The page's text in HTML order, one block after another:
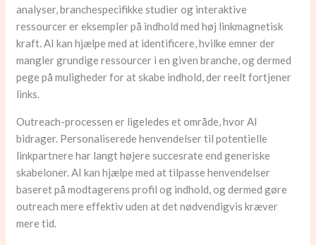
analyser, branchespecifikke studier og interaktive
ressourcer er eksempler på indhold med høj linkmagnetisk
kraft. AI kan hjælpe med at identificere, hvilke emner der
mangler grundige ressourcer i en given branche, og dermed
pege på muligheder for at skabe indhold, der reelt fortjener
links.
Outreach-processen er ligeledes et område, hvor AI
bidrager. Personaliserede henvendelser til potentielle
linkpartnere har langt højere succesrate end generiske
skabeloner. AI kan hjælpe med at tilpasse henvendelser
baseret på modtagerens profil og indhold, og dermed gøre
outreach mere effektiv uden at det nødvendigvis kræver
mere tid.